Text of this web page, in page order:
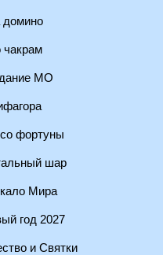
домино
чакрам
МО
фортуны
шар
Мира
год 2027
и Святки